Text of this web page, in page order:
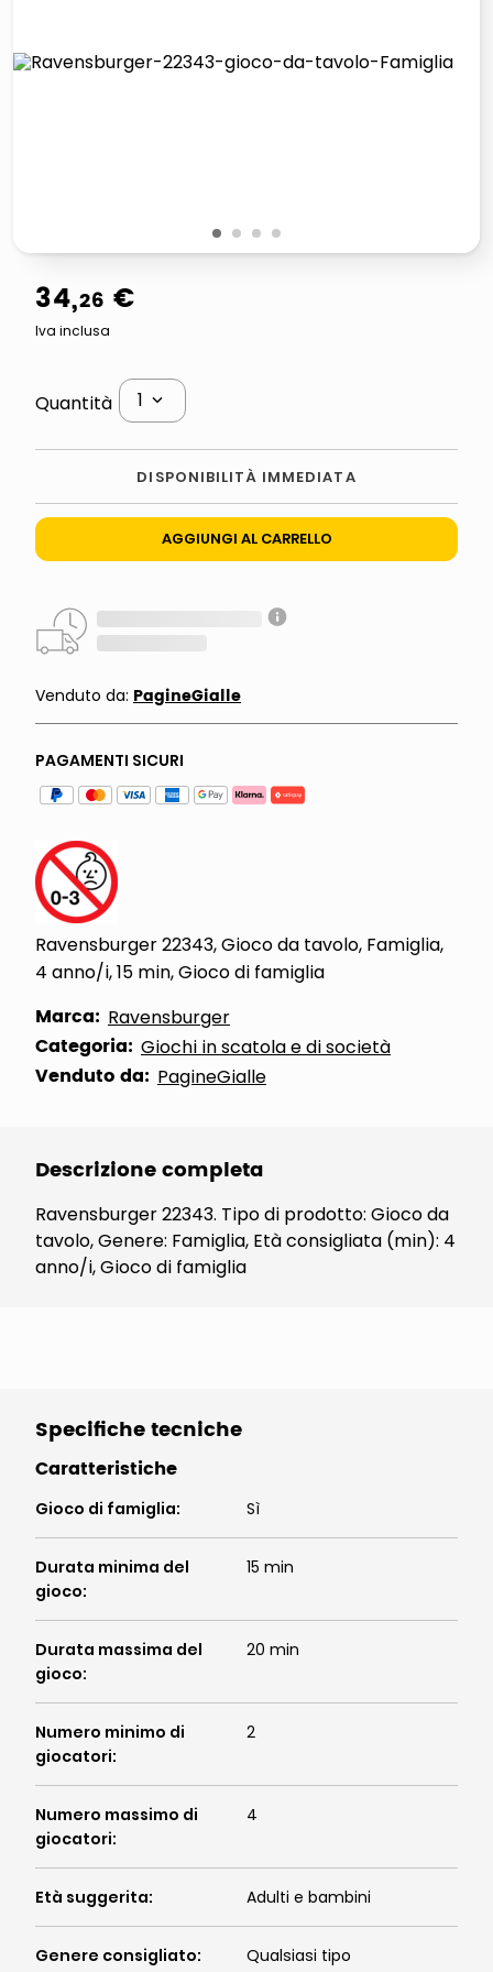
1 2 3 4
34,26 €
Iva inclusa
Quantità 1
DISPONIBILITÀ IMMEDIATA
AGGIUNGI AL CARRELLO
Venduto da: PagineGialle
PAGAMENTI SICURI
Ravensburger 22343, Gioco da tavolo, Famiglia,
4 anno/i, 15 min, Gioco di famiglia
Marca: Ravensburger
Categoria: Giochi in scatola e di società
Venduto da: PagineGialle
Descrizione completa
Ravensburger 22343. Tipo di prodotto: Gioco da
tavolo, Genere: Famiglia, Età consigliata (min): 4
anno/i, Gioco di famiglia
Specifiche tecniche
Caratteristiche
Gioco di famiglia: Sì
Durata minima del
gioco:
15 min
Durata massima del
gioco:
20 min
Numero minimo di
giocatori:
2
Numero massimo di
giocatori:
4
Età suggerita: Adulti e bambini
Genere consigliato: Qualsiasi tipo